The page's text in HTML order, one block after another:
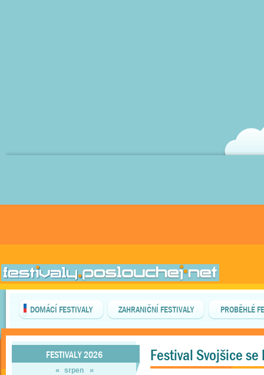
DOMÁCÍ FESTIVALY ZAHRANIČNÍ FESTIVALY PROBĚHLÉ
FESTIVALY 2026
« srpen »
Festival Svojšice